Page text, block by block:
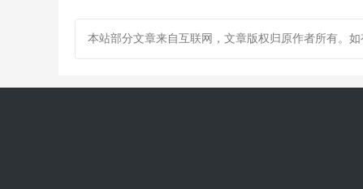
本站部分文章来自互联网，文章版权归原作者所有。如